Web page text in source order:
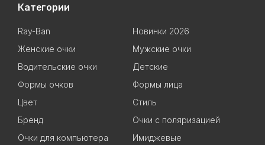
Категории
Ray-Ban
Новинки 2026
Женские очки
Мужские очки
Водительские очки
Детские
Формы очков
Формы лица
Цвет
Стиль
Бренд
Очки с поляризацией
Очки для компьютера
Имиджевые